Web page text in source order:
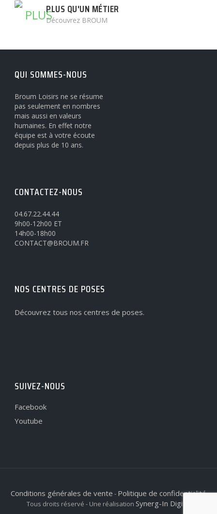
PLUS QU'UN MÉTIER
Découvrez BROUM
QUI SOMMES-NOUS
Broum Loisirs ne se résume
pas seulement en nombres
mais aussi en valeurs
humaines. En effet notre
équipe est à votre écoute
depuis plus de 10 ans.
CONTACTEZ-NOUS
04.67.22.44.44
9h00-12h00 ET
14h00-18h00
CONTACT@BROUM.FR
NOS CENTRES DE POSES
Découvrez tous nos centres de poses.
SUIVEZ-NOUS
Facebook
Youtube
Conditions générales de vente - Politique de confidentialité
Tous droits réservé - Une réalisation Synerg-In Digital